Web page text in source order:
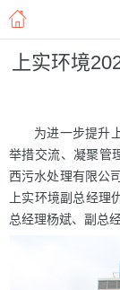
上实环境
为进一步提升
举措交流、凝聚管
西污水处理有限公
上实环境副总经理
总经理杨斌、副总